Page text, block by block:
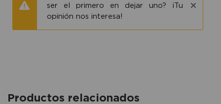
ser el primero en dejar uno? ¡Tu
opinión nos interesa!
Productos relacionados